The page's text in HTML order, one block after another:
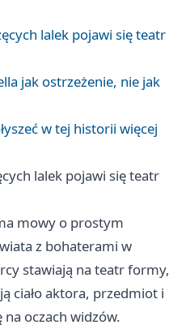
lalek pojawi się teatr
jak ostrzeżenie, nie jak
w tej historii więcej
lalek pojawi się teatr
mowy o prostym
z bohaterami w
stawiają na teatr formy,
ciało aktora, przedmiot i
oczach widzów.